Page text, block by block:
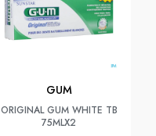
GUM
ORIGINAL GUM WHITE TB
75MLX2